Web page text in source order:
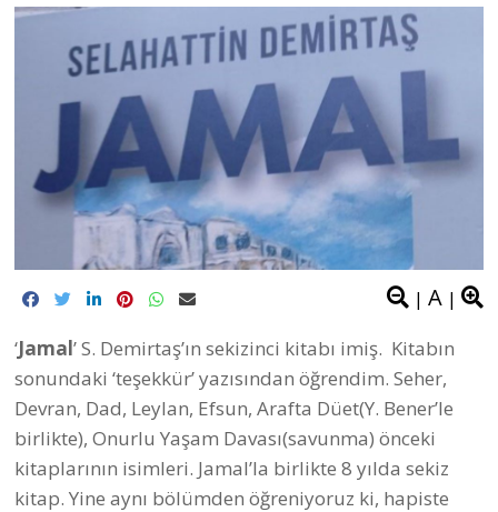
| A |
‘Jamal’ S. Demirtaş’ın sekizinci kitabı imiş. Kitabın
sonundaki ‘teşekkür’ yazısından öğrendim. Seher,
Devran, Dad, Leylan, Efsun, Arafta Düet(Y. Bener’le
birlikte), Onurlu Yaşam Davası(savunma) önceki
kitaplarının isimleri. Jamal’la birlikte 8 yılda sekiz
kitap. Yine aynı bölümden öğreniyoruz ki, hapiste